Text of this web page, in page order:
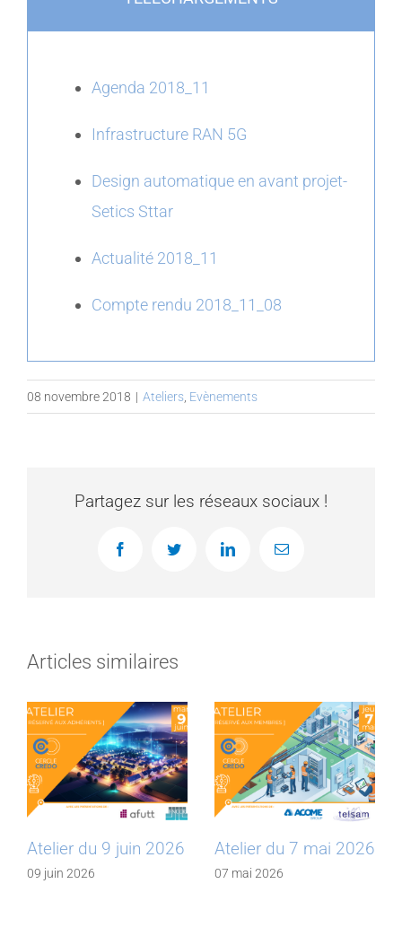
Agenda 2018_11
Infrastructure RAN 5G
Design automatique en avant projet-
Setics Sttar
Actualité 2018_11
Compte rendu 2018_11_08
08 novembre 2018 | Ateliers Evènements
Partagez sur les réseaux sociaux !
FacebookTwitter LinkedInEmail
Articles similaires
Atelier du 9 juin 2026
09 juin 2026
Atelier du 7 mai 2026
07 mai 2026